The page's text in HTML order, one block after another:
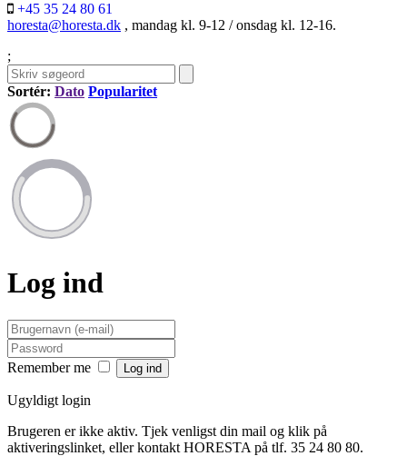
+45 35 24 80 61
horesta@horesta.dk , mandag kl. 9-12 / onsdag kl. 12-16.
;
Sortér: Dato Popularitet
Log ind
Remember me
Ugyldigt login
Brugeren er ikke aktiv. Tjek venligst din mail og klik på
aktiveringslinket, eller kontakt HORESTA på tlf. 35 24 80 80.